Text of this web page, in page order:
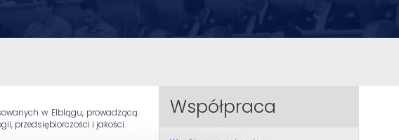
w Elblągu, prowadzącą
przedsiębiorczości i jakości.
Współpraca